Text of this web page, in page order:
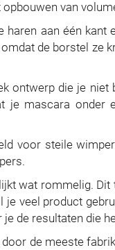
van
haren aan één kant
de borstel ze
ontwerp die je niet
je mascara onder
voor steile
lijkt wat rommelig.
veel product
de resultaten die
de meeste